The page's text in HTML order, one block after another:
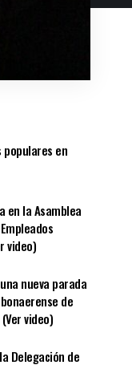
populares en
en la Asamblea
video)
nueva parada
de
video)
Delegación de